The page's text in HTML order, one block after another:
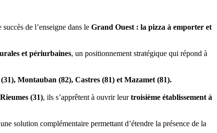
de l’enseigne dans le Grand Ouest : la pizza à emporter et
et périurbaines, un positionnement stratégique qui répond à
Montauban (82), Castres (81) et Mazamet (81).
(31), ils s’apprêtent à ouvrir leurtroisième établissement à
une solution complémentaire permettant d’étendre la présence de la